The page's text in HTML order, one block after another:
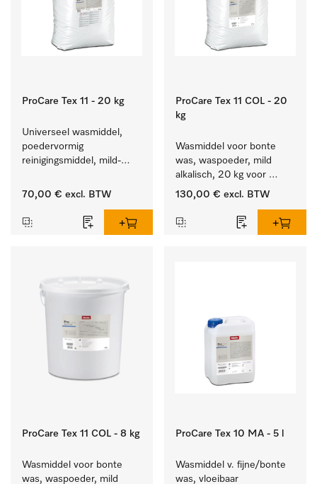
ProCare Tex 11 - 20 kg
Universeel wasmiddel,
poedervormig
reinigingsmiddel, mild-
reinigen van wit wasgoed
70,00 € excl. BTW
ProCare Tex 11 COL - 20
kg
Wasmiddel voor bonte
was, waspoeder, mild
alkalisch, 20 kg voor
behoud van kleur en
was.
130,00 € excl. BTW
ProCare Tex 11 COL - 8 kg
Wasmiddel voor bonte
was, waspoeder, mild
ProCare Tex 10 MA - 5 l
Wasmiddel v. fijne/bonte
was, vloeibaar